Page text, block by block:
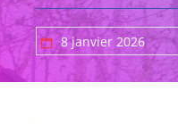
8 janvier 2026